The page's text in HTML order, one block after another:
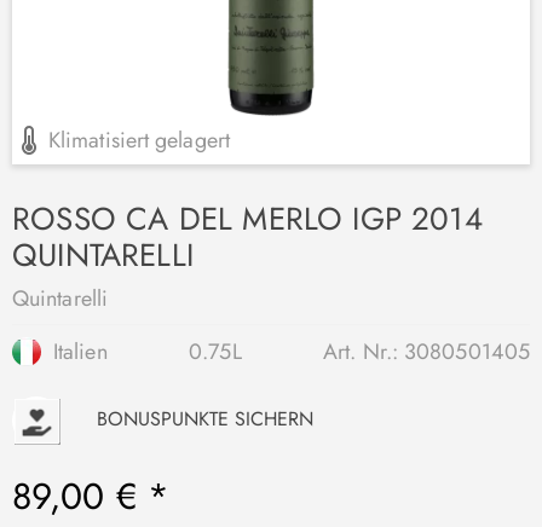
Klimatisiert gelagert
ROSSO CA DEL MERLO IGP 2014
QUINTARELLI
Quintarelli
Italien
0.75L Art. Nr.: 3080501405
P BONUSPUNKTE SICHERN
89,00 € *